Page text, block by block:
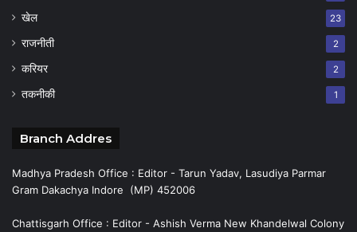
खेल 23
राजनीती 2
करियर 2
तकनीकी 1
Branch Addres
Madhya Pradesh Office : Editor - Tarun Yadav, Lasudiya Parmar
Gram Dakachya Indore (MP) 452006
Chattisgarh Office : Editor - Ashish Verma New Khandelwal Colony